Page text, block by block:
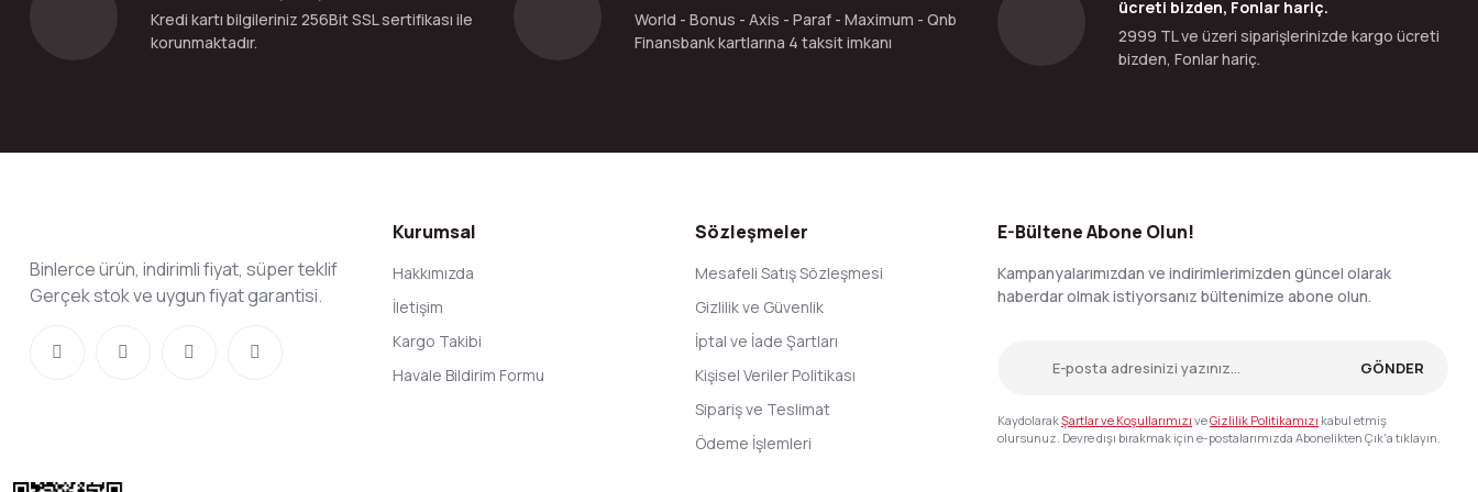
Kredi kartı bilgileriniz 256Bit SSL sertifikası ile
korunmaktadır.
World - Bonus - Axis - Paraf - Maximum - Qnb
Finansbank kartlarına 4 taksit imkanı
ücreti bizden, Fonlar hariç.
2999 TL ve üzeri siparişlerinizde kargo ücreti
bizden, Fonlar hariç.
Binlerce ürün, indirimli fiyat, süper teklif
Gerçek stok ve uygun fiyat garantisi.
Kurumsal
Hakkımızda
İletişim
Kargo Takibi
Havale Bildirim Formu
Sözleşmeler
Mesafeli Satış Sözleşmesi
Gizlilik ve Güvenlik
İptal ve İade Şartları
Kişisel Veriler Politikası
Sipariş ve Teslimat
Ödeme İşlemleri
E-Bültene Abone Olun!
Kampanyalarımızdan ve indirimlerimizden güncel olarak
haberdar olmak istiyorsanız bültenimize abone olun.
GÖNDER
KaydolarakŞartlar ve Koşullarımızı veGizlilik Politikamızı kabul etmiş
olursunuz. Devre dışı bırakmak için e-postalarımızda Abonelikten Çık'a tıklayın.